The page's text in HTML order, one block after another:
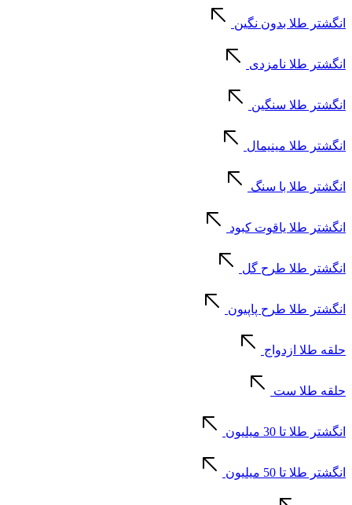
انگشتر طلا بدون نگین
انگشتر طلا نامزدی
انگشتر طلا سنگین
انگشتر طلا مینیمال
انگشتر طلا با سنگ
انگشتر طلا یاقوت کبود
انگشتر طلا طرح گل
انگشتر طلا طرح پاپیون
حلقه طلا ازدواج
حلقه طلا ست
انگشتر طلا تا 30 میلیون
انگشتر طلا تا 50 میلیون